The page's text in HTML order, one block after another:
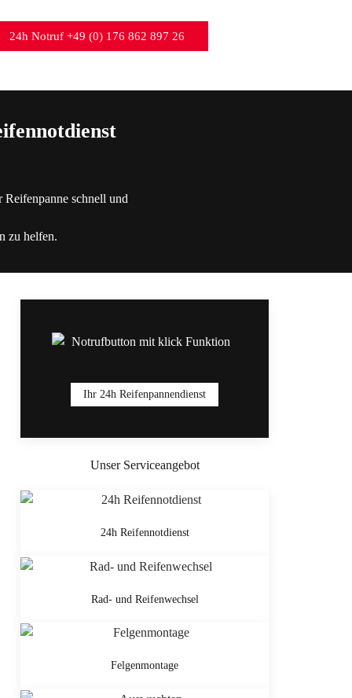
24h Notruf +49 (0) 176 862 897 26
Reifenpanne schnell und
zu helfen.
Ihr 24h Reifenpannendienst
Unser Serviceangebot
24h Reifennotdienst
Rad- und Reifenwechsel
Felgenmontage